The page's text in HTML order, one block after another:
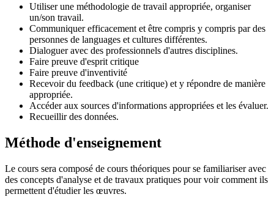
Utiliser une méthodologie de travail appropriée, organiser
un/son travail.
Communiquer efficacement et être compris y compris par des
personnes de languages et cultures différentes.
Dialoguer avec des professionnels d'autres disciplines.
Faire preuve d'esprit critique
Faire preuve d'inventivité
Recevoir du feedback (une critique) et y répondre de manière
appropriée.
Accéder aux sources d'informations appropriées et les évaluer.
Recueillir des données.
Méthode d'enseignement
Le cours sera composé de cours théoriques pour se familiariser avec
des concepts d'analyse et de travaux pratiques pour voir comment ils
permettent d'étudier les œuvres.